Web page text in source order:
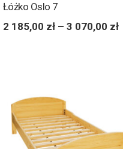
Łóżko Oslo 7
2 185,00 zł – 3 070,00 zł